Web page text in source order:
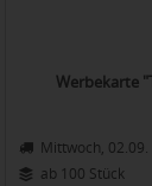
Werbekarte
Mittwoch, 02.09.
ab 100 Stück